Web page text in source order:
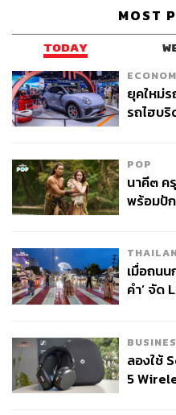
อย่าง Queendom (การแข่งขั
ไปด้วย AOA, (G)I-DLE,
และ Park Bom)จะมีกติกาห
เพื่อแข่งขันกันว่าเพลงของใค
เพิ่มโจทย์เพลงที่ท้าทายขึ้นใ
ที่ 3 ที่จะต้องจับคู่สลับกันคัฟเว
หากศิลปินวงไหนที่ตกเป็นอัน
ออกจากรายการไปในทันที
ตัดสินจากคะแนนการต่อสู้รอ
MOST
TODAY
ยุคใหม่ร
รถไฮบ
POP
นาคี๓ ค
พร้อมปั
เมื่อถนน
คำ’ จัด
ลองใช้
5